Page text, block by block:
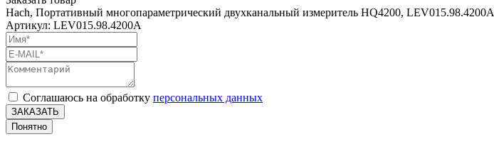
Hach, Портативный многопараметрический двухканальный измеритель HQ4200, LEV015.98.4200A
Артикул: LEV015.98.4200A
Соглашаюсь на обработку персональных данных
ЗАКАЗАТЬ
Понятно